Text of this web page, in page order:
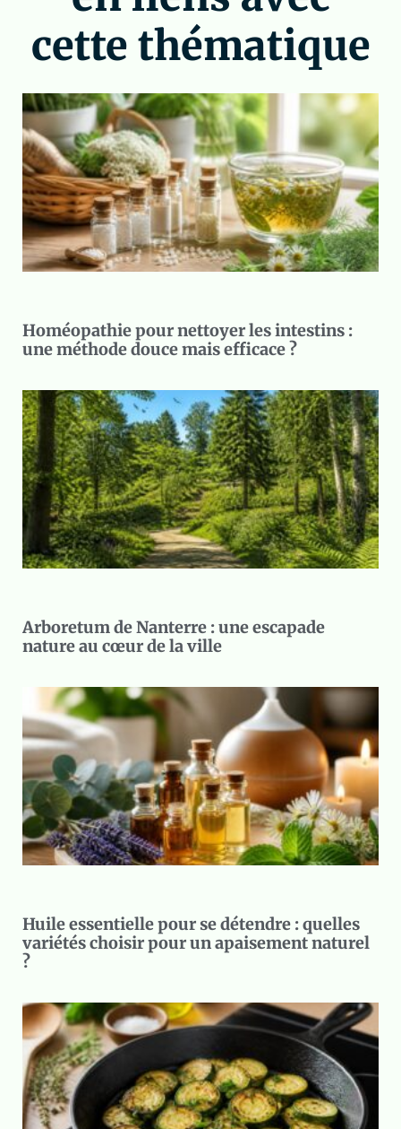
cette thématique
Homéopathie pour nettoyer les intestins :
une méthode douce mais efficace ?
Arboretum de Nanterre : une escapade
nature au cœur de la ville
Huile essentielle pour se détendre : quelles
variétés choisir pour un apaisement naturel
?